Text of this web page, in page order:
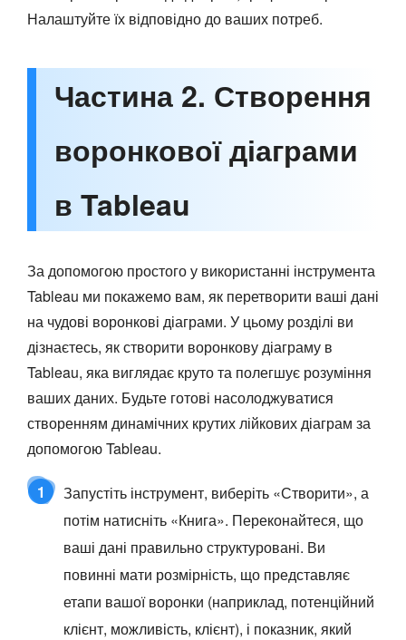
Налаштуйте їх відповідно до ваших потреб.
Частина 2. Створення
воронкової діаграми
в Tableau
За допомогою простого у використанні інструмента
Tableau ми покажемо вам, як перетворити ваші дані
на чудові воронкові діаграми. У цьому розділі ви
дізнаєтесь, як створити воронкову діаграму в
Tableau, яка виглядає круто та полегшує розуміння
ваших даних. Будьте готові насолоджуватися
створенням динамічних крутих лійкових діаграм за
допомогою Tableau.
1
Запустіть інструмент, виберіть «Створити», а
потім натисніть «Книга». Переконайтеся, що
ваші дані правильно структуровані. Ви
повинні мати розмірність, що представляє
етапи вашої воронки (наприклад, потенційний
клієнт, можливість, клієнт), і показник, який